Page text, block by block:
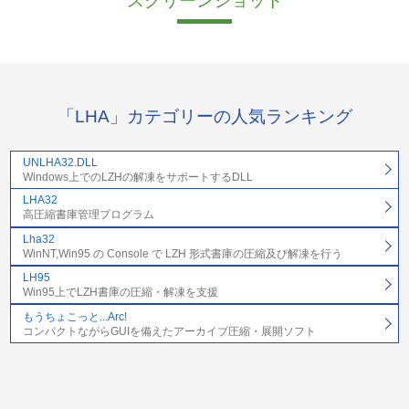
「LHA」カテゴリーの人気ランキング
UNLHA32.DLL
Windows上でのLZHの解凍をサポートするDLL
LHA32
高圧縮書庫管理プログラム
Lha32
WinNT,Win95 の Console で LZH 形式書庫の圧縮及び解凍を行う
LH95
Win95上でLZH書庫の圧縮・解凍を支援
もうちょこっと...Arc!
コンパクトながらGUIを備えたアーカイブ圧縮・展開ソフト